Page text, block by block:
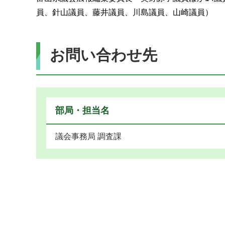
員、針山議員、藤井議員、川島議員、山崎議員）
お問い合わせ先
部局・担当名
議会事務局 調査課